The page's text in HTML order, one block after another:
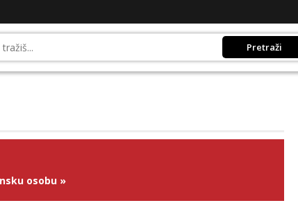
Pretraži
osobu »